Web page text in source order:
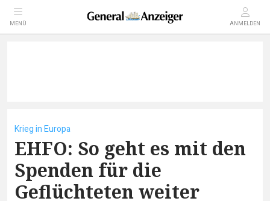
MENÜ ANMELDEN
Krieg in Europa
EHFO: So geht es mit den
Spenden für die
Geflüchteten weiter